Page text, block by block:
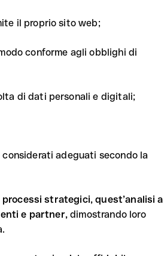
il proprio sito web;
conforme agli obblighi di
di dati personali e digitali;
adeguati secondo la
strategici, quest’analisi a
e partner,dimostrando loro